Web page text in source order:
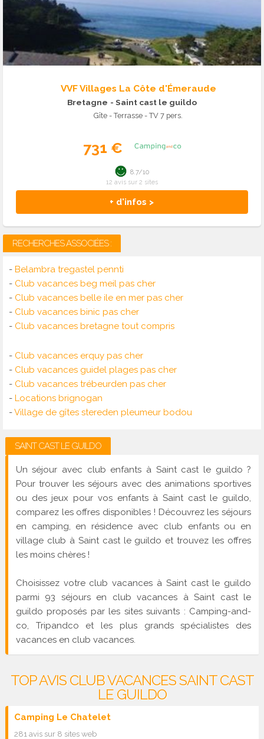
VVF Villages La Côte d'Émeraude
Bretagne - Saint cast le guildo
Gîte - Terrasse - TV 7 pers.
731 €
+ d'infos >
8.7/10
12 avis sur 2 sites
RECHERCHES ASSOCIÉES :
- Belambra tregastel pennti
- Club vacances beg meil pas cher
- Club vacances belle ile en mer pas cher
- Club vacances binic pas cher
- Club vacances bretagne tout compris
- Club vacances erquy pas cher
- Club vacances guidel plages pas cher
- Club vacances trébeurden pas cher
- Locations brignogan
-Village de gîtes stereden pleumeur bodou
SAINT CAST LE GUILDO
Un séjour avec club enfants à Saint cast le guildo ?
Pour trouver les séjours avec des animations sportives
ou des jeux pour vos enfants à Saint cast le guildo,
comparez les offres disponibles ! Découvrez les séjours
en camping, en résidence avec club enfants ou en
village club à Saint cast le guildo et trouvez les offres
les moins chères !
Choisissez votre club vacances à Saint cast le guildo
parmi 93 séjours en club vacances à Saint cast le
guildo proposés par les sites suivants : Camping-and-
co, Tripandco et les plus grands spécialistes des
vacances en club vacances.
TOP AVIS CLUB VACANCES SAINT CAST
LE GUILDO
Camping Le Chatelet
281 avis sur 8 sites web